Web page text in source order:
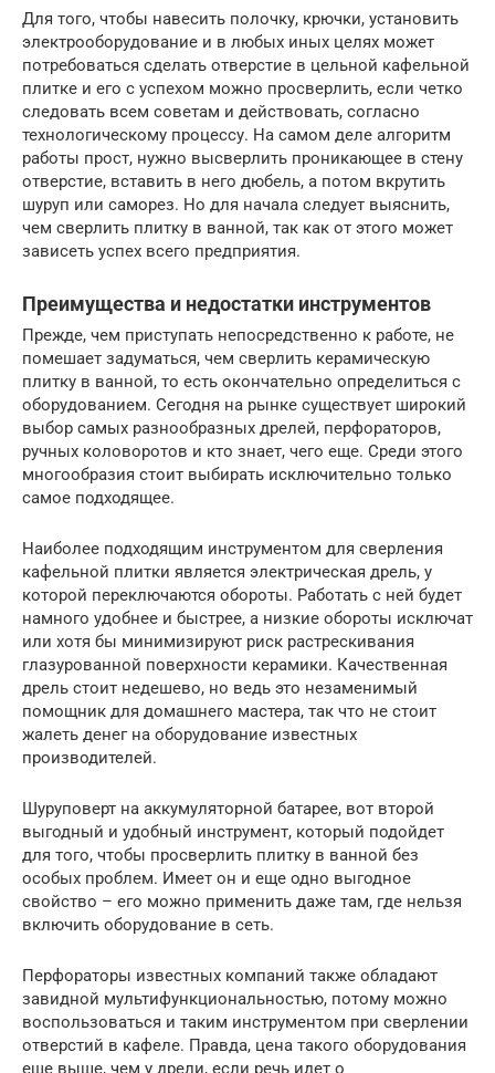
Для того, чтобы навесить полочку, крючки, установить
электрооборудование и в любых иных целях может
потребоваться сделать отверстие в цельной кафельной
плитке и его с успехом можно просверлить, если четко
следовать всем советам и действовать, согласно
технологическому процессу. На самом деле алгоритм
работы прост, нужно высверлить проникающее в стену
отверстие, вставить в него дюбель, а потом вкрутить
шуруп или саморез. Но для начала следует выяснить,
чем сверлить плитку в ванной, так как от этого может
зависеть успех всего предприятия.
Преимущества и недостатки инструментов
Прежде, чем приступать непосредственно к работе, не
помешает задуматься, чем сверлить керамическую
плитку в ванной, то есть окончательно определиться с
оборудованием. Сегодня на рынке существует широкий
выбор самых разнообразных дрелей, перфораторов,
ручных коловоротов и кто знает, чего еще. Среди этого
многообразия стоит выбирать исключительно только
самое подходящее.
Наиболее подходящим инструментом для сверления
кафельной плитки является электрическая дрель, у
которой переключаются обороты. Работать с ней будет
намного удобнее и быстрее, а низкие обороты исключат
или хотя бы минимизируют риск растрескивания
глазурованной поверхности керамики. Качественная
дрель стоит недешево, но ведь это незаменимый
помощник для домашнего мастера, так что не стоит
жалеть денег на оборудование известных
производителей.
Шуруповерт на аккумуляторной батарее, вот второй
выгодный и удобный инструмент, который подойдет
для того, чтобы просверлить плитку в ванной без
особых проблем. Имеет он и еще одно выгодное
свойство – его можно применить даже там, где нельзя
включить оборудование в сеть.
Перфораторы известных компаний также обладают
завидной мультифункциональностью, потому можно
воспользоваться и таким инструментом при сверлении
отверстий в кафеле. Правда, цена такого оборудования
еще выше, чем у дрели, если речь идет о